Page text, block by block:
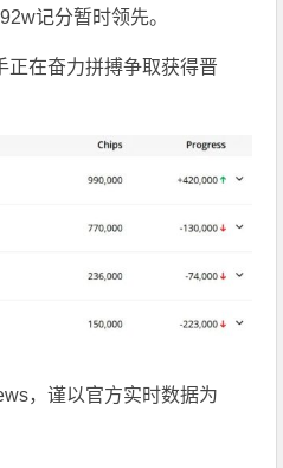
记分暂时领先。
正在奋力拼搏争取获得晋
，谨以官方实时数据为